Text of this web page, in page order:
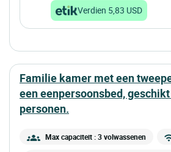
Verdien 5,83 USD
familie kamer met een tweepersoonsbed en
een eenpersoonsbed,
personen.
Max capaciteit : 3 volwassenen